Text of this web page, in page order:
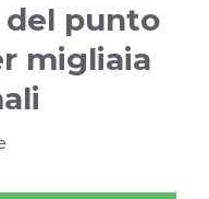
punto
migliaia